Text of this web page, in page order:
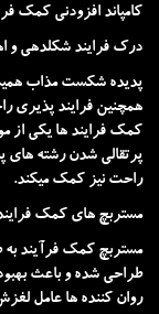
کامپاند افزودنی کمک
درک فرایند شکلدهی و
پدیده شکست مذاب
همچنین فرایند پذیری
کمک فرایند ها یکی
پرتقالی شدن رشته های
راحت نیز کمک میکند.
مستربچ های کمک فرایند:
مستربچ کمک فرآیند به
طراحی شده و باعث بهبود
روان کننده ها عامل